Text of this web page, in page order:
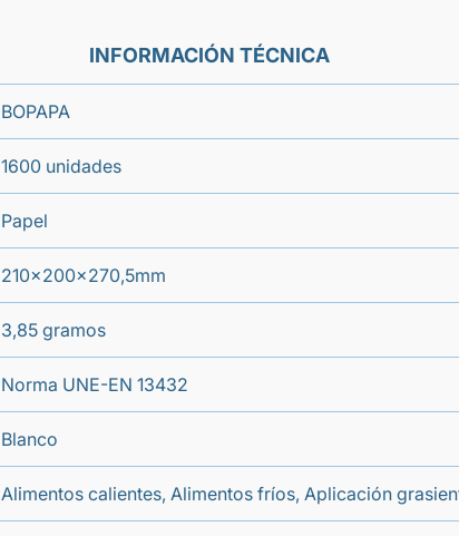
INFORMACIÓN TÉCNICA
BOPAPA
1600 unidades
Papel
210x200x270,5mm
3,85 gramos
Norma UNE-EN 13432
Blanco
Alimentos calientes, Alimentos fríos, Aplicación